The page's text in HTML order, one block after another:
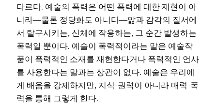
다르다. 예술의 폭력은 어떤 폭력에 대한 재현이 아
니라―물론 정당화도 아니다―앎과 감각의 질서에
서 탈구시키는, 신체에 작용하는, 그 순간 발생하는
폭력일 뿐이다. 예술이 폭력적이라는 말은 예술작
품이 폭력적인 소재를 재현한다거나 폭력적인 언사
를 사용한다는 말과는 상관이 없다. 예술은 우리에
게 배움을 강제하지만, 지식-권력이 아니라 매력-폭
력을 통해 그렇게 한다.